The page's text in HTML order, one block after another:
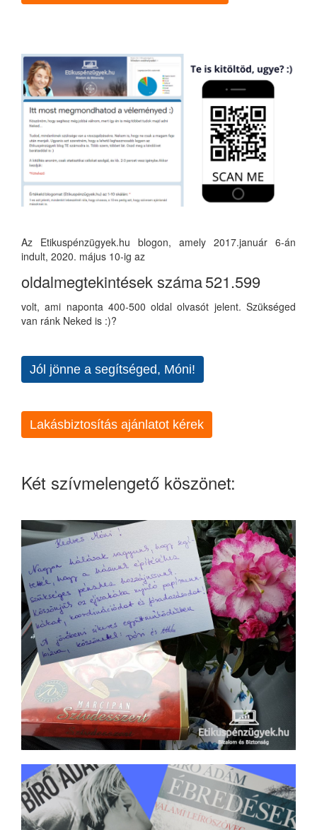
Az Etikuspénzügyek.hu blogon, amely 2017.január 6-án
indult, 2020. május 10-ig az
oldalmegtekintések száma521.599
volt, ami naponta 400-500 oldal olvasót jelent. Szükséged
van ránk Neked is :)?
Jól jönne a segítséged, Móni!
Lakásbiztosítás ajánlatot kérek
Két szívmelengető köszönet: